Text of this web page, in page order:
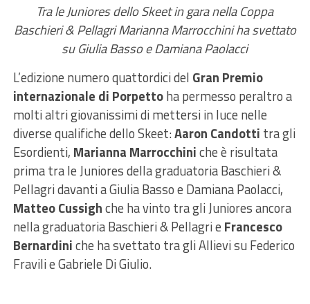
Tra le Juniores dello Skeet in gara nella Coppa
Baschieri & Pellagri Marianna Marrocchini ha svettato
su Giulia Basso e Damiana Paolacci
L’edizione numero quattordici del Gran Premio
internazionale di Porpettoha permesso peraltro a
molti altri giovanissimi di mettersi in luce nelle
diverse qualifiche dello Skeet:Aaron Candotti tra gli
Esordienti, Marianna Marrocchiniche è risultata
prima tra le Juniores della graduatoria Baschieri &
Pellagri davanti a Giulia Basso e Damiana Paolacci,
Matteo Cussighche ha vinto tra gli Juniores ancora
nella graduatoria Baschieri & Pellagri e Francesco
Bernardiniche ha svettato tra gli Allievi su Federico
Fravili e Gabriele Di Giulio.